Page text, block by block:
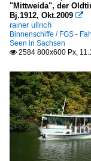
"Mittweida", der
Bj.1912, Okt.2009 
rainer ullrich
Binnenschiffe / FGS -
Seen in Sachsen
 2584 800x600 Px,